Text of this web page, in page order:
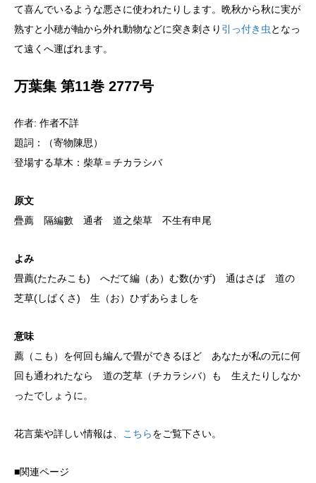
て喜んでいるような悪さに使われたりします。晩秋から秋に実が
熟すと小穂が軸から外れ動物などに突き刺さり 引っ付き虫 となっ
て遠くへ運ばれます。
万葉集 第11巻 2777号
作者: 作者不詳
題詞：（寄物陳思）
登場する草木：柴草＝チカラシバ
原文
疊薦 隔編數 通者 道之柴草 不生有申尾
よみ
畳薦(たたみこも) へだて編（あ）む数(かず) 通はさば 道の
芝草(しばくさ) 生（お）ひずあらましを
意味
薦（こも）を何回も編んで畳ができるほど あなたが私の元に何
回も通われたなら 道の芝草（チカラシバ）も 生えたりしなか
ったでしょうに。
花言葉や詳しい情報は、 こちらをご覧下さい。
■関連ページ